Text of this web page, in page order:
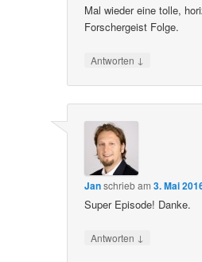
Mal wieder eine tolle,
Forschergeist Folge.
Antworten ↓
Janschriebam3. Mai
Super Episode! Danke.
Antworten ↓